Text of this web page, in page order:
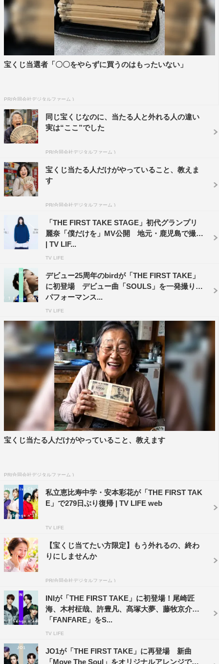
施。選考委員が「5つの選考ポイント」に則り10点×5基準
=50点で採点・講評し、グランプリにふさわしいと思う候
補者を推薦。選考委員の採点・講評コメント及び通過者の
推薦を基に「THE FIRST TAKE STAGE 実行委員会」で協
議の上、決定した。
等身大かつ独創的な表現で描く歌詞、そして、聴く人の耳
を一瞬でその世界へグッと引き込む繊細な歌声が魅力のア
ーティストだ。ゲスト選考委員の亀田は「2020年代を代
表する国民的なシンガー・ソングライターになる」と選考
段階から満点を付け絶賛。ハマ・オカモトは「聴きたかっ
たシンガー・ソングライター」と講評している。
グランプリ獲得によって出演が決まった「THE FIRST
TAKE」で麗奈が披露した曲は、3次選考でも話題となっ
た「僕だけを」。好きなのに「こんな私じゃダメだ、強く
なりたい」と離れて行く君と、それでも「ずっと一緒にい
てほしい」と思う僕を描いた切ない楽曲だ。また、歌詞を
再考し、編曲とピアノ伴奏にトオミヨウ氏を迎えたこと
で、オーディション時よりも楽曲の世界観が伝わる内容に
仕上がっている。
麗奈 コメント
自信のなかった私は、当時通っていた専門学校で「THE
FIRST TAKE STAGE」オーディションのフライヤーを見
つけて、友達に相談した上で応募を決意しました。
オーディションに応募することでさえ、少しためらってい
た私ですが、友達が背中を押してくれたこともあり、行け
るところまでとにかくやろうと言う気持ちを持つことが出
来ました。
そして、セミファイナル、ファイナルを経て、たくさんの
コメントや応援メッセージを頂き、少しだけ自分に自信を
少し、ネガティブなことばかりを考えてしまう私ですが、
応援してくれている方々がいるからこそ、音楽が大好きだ
からこそ、今も自分なりに歌えていると思っています。
これまで私に関わってくれた全ての人たちへの感謝の気持
ちを忘れずに、これからも、歌い続けます。
亀田誠治 コメント
イターになる。
懐かしさと新しさと。みんなの記憶の中にある佳きJ-POP
の真ん中らへんが未来にすっと伸びていくイメージ。
ハマ・オカモト（OKAMOTO’S）コメント
宝くじ当選者「〇〇をやらずに買うのはもったいない」
PR(合同会社デジタルファーム )
同じ宝くじなのに、当たる人と外れる人の違い
実は“ここ”でした
PR(合同会社デジタルファーム )
宝くじ当たる人だけがやっていること、教えま
す
PR(合同会社デジタルファーム )
「THE FIRST TAKE STAGE」初代グランプリ
麗奈「僕だけを」MV公開 地元・鹿児島で撮影
| TV LIF...
TV LIFE
デビュー25周年のbirdが「THE FIRST TAKE」
に初登場 デビュー曲「SOULS」を一発撮りで
パフォーマンス...
TV LIFE
宝くじ当たる人だけがやっていること、教えます
PR(合同会社デジタルファーム )
私立恵比寿中学・安本彩花が「THE FIRST TAK
E」で279日ぶり復帰 | TV LIFE web
TV LIFE
【宝くじ当てたい方限定】もう外れるの、終わ
りにしませんか
PR(合同会社デジタルファーム )
INIが「THE FIRST TAKE」に初登場！尾崎匠
海、木村柾哉、許豊凡、髙塚大夢、藤牧京介が
「FANFARE」をS...
TV LIFE
JO1が「THE FIRST TAKE」に再登場 新曲
「Move The Soul」をオリジナルアレンジで披